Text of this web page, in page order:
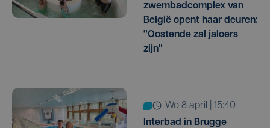
zwembadcomplex van
België opent haar deuren:
"Oostende zal jaloers
zijn"
wo 8 april | 15:40
Interbad in Brugge